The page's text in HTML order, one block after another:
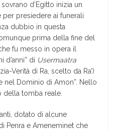
d’Egitto inizia un
presiedere ai funerali
dubbio in questa
prima della fine del
fu messo in opera il
di Usermaatra
Verità di Ra, scelto da Ra’)
nel Dominio di Amon”. Nello
tomba reale.
dotato di alcune
Penra e Ameneminet che